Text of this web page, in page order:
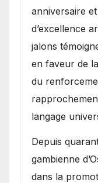
anniversaire
d’excellence
jalons
en faveur de
du
langage
​Depuis
gambienne
dans la